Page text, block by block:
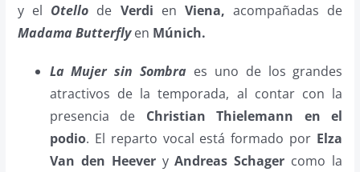
y el Otello de Verdi en Viena, acompañadas de
Madama Butterflyen Múnich.
La Mujer sin Sombra es uno de los grandes
atractivos de la temporada, al contar con la
presencia de Christian Thielemann en el
podio. El reparto vocal está formado por Elza
Van den HeeveryAndreas Schager como la